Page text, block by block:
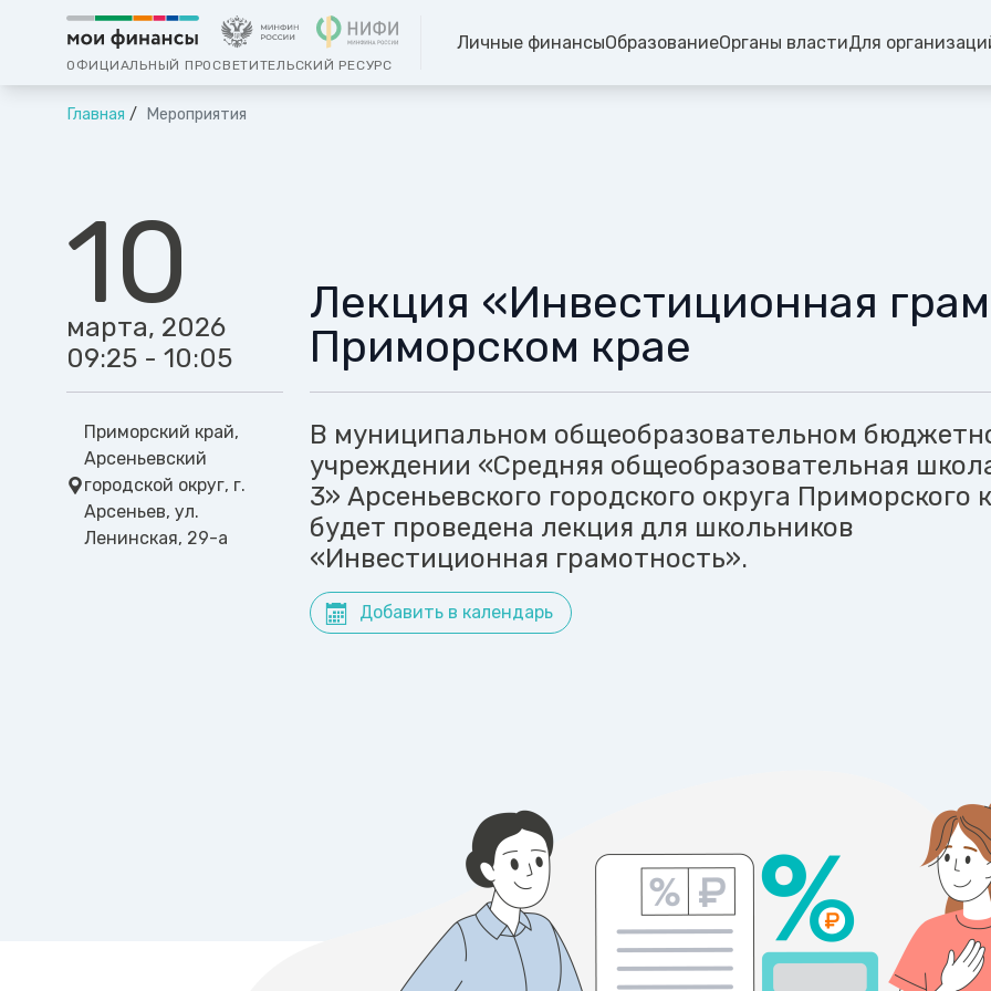
ОФИЦИАЛЬНЫЙ ПРОСВЕТИТЕЛЬСКИЙ РЕСУРС
Личные финансыОбразованиеОрганы властиДля
Главная Мероприятия
10
марта, 2026
09:25 - 10:05
Приморский край,
Арсеньевский
городской округ, г.
Арсеньев, ул.
Ленинская, 29-а
Лекция «Инвестиционная
Приморском крае
В муниципальном общеобразовательном
учреждении «Средняя общеобразовательная
3» Арсеньевского городского округа Приморского
будет проведена лекция для школьников
«Инвестиционная грамотность».
Добавить в календарь